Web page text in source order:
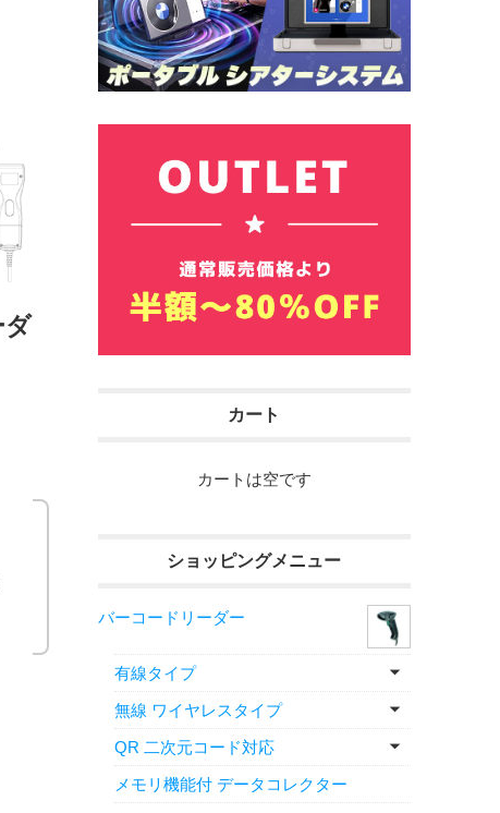
ダ
カート
カートは空です
ショッピングメニュー
バーコードリーダー
有線タイプ
無線 ワイヤレスタイプ
QR 二次元コード対応
メモリ機能付 データコレクター